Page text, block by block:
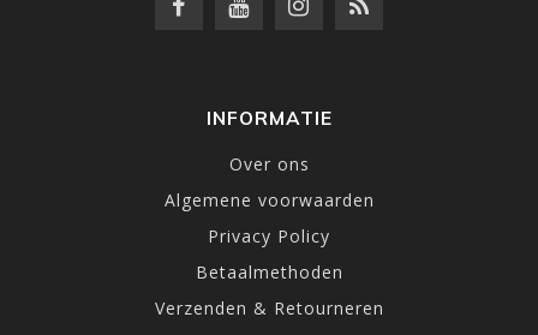
INFORMATIE
Over ons
Algemene voorwaarden
Privacy Policy
Betaalmethoden
Verzenden & Retourneren